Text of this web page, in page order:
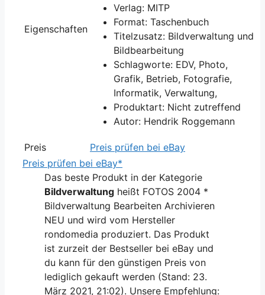
Eigenschaften
Verlag: MITP
Format: Taschenbuch
Titelzusatz: Bildverwaltung und
Bildbearbeitung
Schlagworte: EDV, Photo,
Grafik, Betrieb, Fotografie,
Informatik, Verwaltung,
Produktart: Nicht zutreffend
Autor: Hendrik Roggemann
Preis
Preis prüfen bei eBay
Preis prüfen bei eBay*
Das beste Produkt in der Kategorie
Bildverwaltung heißt FOTOS 2004 *
Bildverwaltung Bearbeiten Archivieren
NEU und wird vom Hersteller
rondomedia produziert. Das Produkt
ist zurzeit der Bestseller bei eBay und
du kann für den günstigen Preis von
lediglich gekauft werden (Stand: 23.
März 2021, 21:02). Unsere Empfehlung: